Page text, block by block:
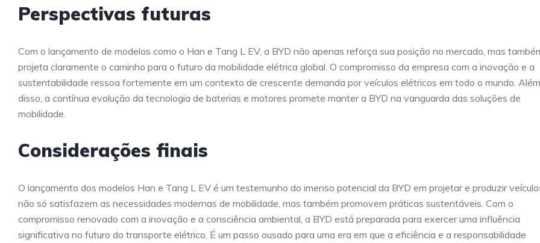
Perspectivas futuras
Com o lançamento de modelos como o Han e Tang L EV, a BYD não apenas reforça sua posição no mercado, mas
projeta claramente o caminho para o futuro da mobilidade elétrica global. O compromisso da empresa com a inovação e a
sustentabilidade ressoa fortemente em um contexto de crescente demanda por veículos elétricos em todo o mundo. Além
disso, a contínua evolução da tecnologia de baterias e motores promete manter a BYD na vanguarda das soluções de
mobilidade.
Considerações finais
O lançamento dos modelos Han e Tang L EV é um testemunho do imenso potencial da BYD em projetar e produzir
não só satisfazem as necessidades modernas de mobilidade, mas também promovem práticas sustentáveis. Com o
compromisso renovado com a inovação e a consciência ambiental, a BYD está preparada para exercer uma influência
significativa no futuro do transporte elétrico. É um passo ousado para uma era em que a eficiência e a responsabilidade